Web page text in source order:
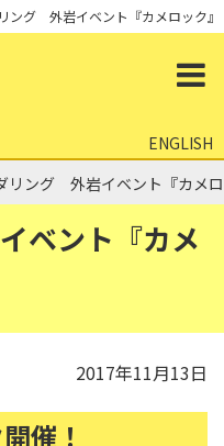
ング 外岩イベント『カメロック』
ENGLISH
ベント『カメ
リング 外岩イベント『カメ
2017年11月13日
催！